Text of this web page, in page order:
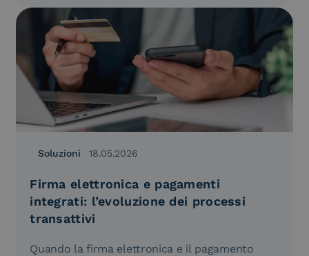
Soluzioni 18.05.2026
Firma elettronica e pagamenti
integrati: l’evoluzione dei processi
transattivi
Quando la firma elettronica e il pagamento